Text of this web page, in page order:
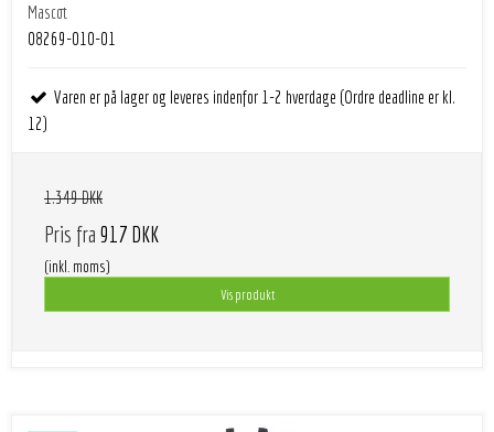
Mascot
08269-010-01
Varen er på lager og leveres indenfor 1-2 hverdage (Ordre deadline er kl.
12)
1.349 DKK
Pris fra 917 DKK
(inkl. moms)
Vis produkt